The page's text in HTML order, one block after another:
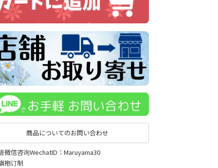
商品についてのお問い合わせ
微信咨询WechatID：Maruyama30
袍订制